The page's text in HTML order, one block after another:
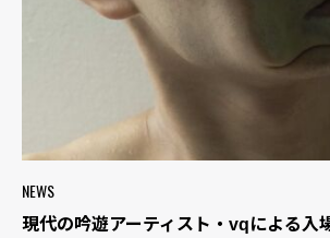
NEWS
現代の吟遊アーティスト・vqによる入